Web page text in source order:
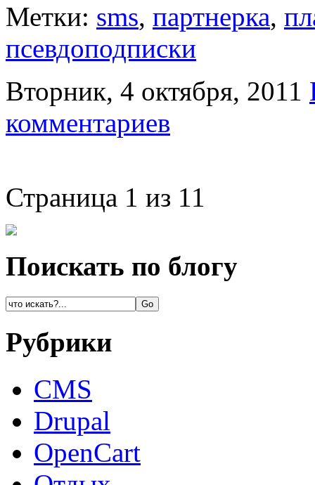
Метки: sms, партнерка,
псевдоподписки
Вторник, 4 октября, 2011
комментариев
Страница 1 из 1 1
Поискать по блогу
Рубрики
CMS
Drupal
OpenCart